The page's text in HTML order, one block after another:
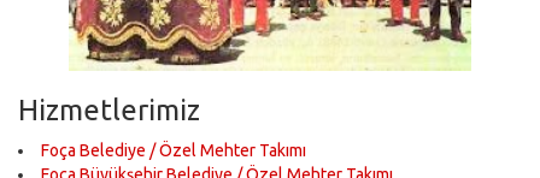
Hizmetlerimiz
Foça Belediye / Özel Mehter Takımı